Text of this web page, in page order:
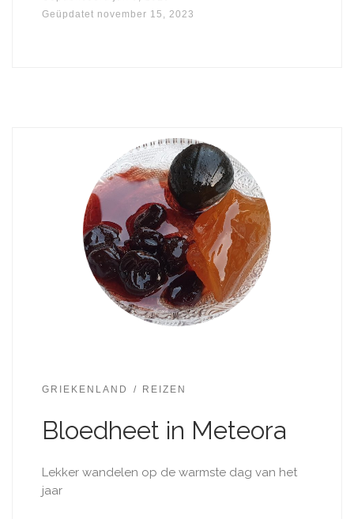
Geüpdatet november 15, 2023
GRIEKENLAND REIZEN
Bloedheet in Meteora
Lekker wandelen op de warmste dag van het
jaar